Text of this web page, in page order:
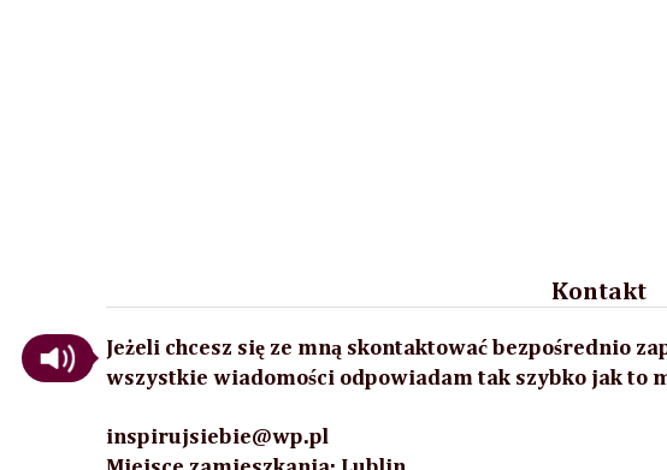
Kontakt
Jeżeli chcesz się ze mną skontaktować bezpośrednio
wszystkie wiadomości odpowiadam tak szybko jak to
inspirujsiebie@wp.pl